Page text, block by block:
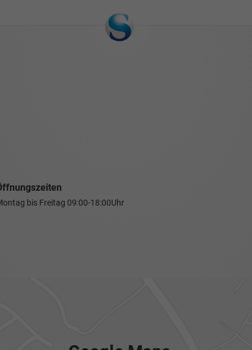
bis Freitag 09:00-18:00Uhr